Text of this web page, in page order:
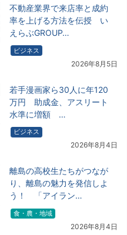
不動産業界で来店率と成約
率を上げる方法を伝授 い
えらぶGROUP…
ビジネス
2026年8月5日
若手漫画家ら30人に年120
万円 助成金、アスリート
水準に増額 …
ビジネス
2026年8月4日
離島の高校生たちがつなが
り、離島の魅力を発信しよ
う！ 「アイラン…
食・農・地域
2026年8月4日